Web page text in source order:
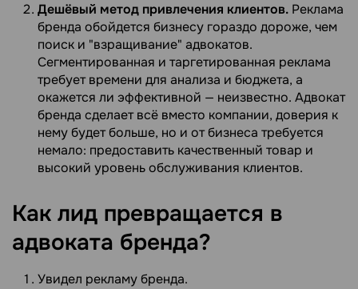
Дешёвый метод привлечения клиентов. Реклама
бренда обойдется бизнесу гораздо дороже, чем
поиск и "взращивание" адвокатов.
Сегментированная и таргетированная реклама
требует времени для анализа и бюджета, а
окажется ли эффективной — неизвестно. Адвокат
бренда сделает всё вместо компании, доверия к
нему будет больше, но и от бизнеса требуется
немало: предоставить качественный товар и
высокий уровень обслуживания клиентов.
Как лид превращается в
адвоката бренда?
Увидел рекламу бренда.